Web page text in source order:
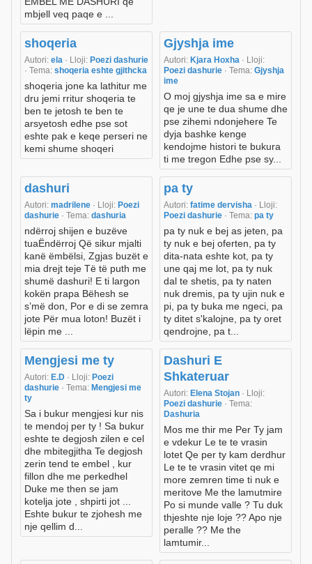
mbjell veq paqe e ...
shoqeria
Autori: ela · Lloji: Poezi dashurie
· Tema: shoqeria eshte gjithcka
shoqeria jone ka lathitur me
dru jemi rritur shoqeria te
ben te jetosh te ben te
arsyetosh edhe pse sot
eshte pak e keqe perseri ne
kemi shume shoqeri
Gjyshja ime
Autori: Kjara Hoxha · Lloji:
Poezi dashurie · Tema: Gjyshja
ime
O moj gjyshja ime sa e mire
qe je une te dua shume dhe
pse zihemi ndonjehere Te
dyja bashke kenge
kendojme histori te bukura
ti me tregon Edhe pse sy...
dashuri
Autori: madrilene · Lloji: Poezi
dashurie · Tema: dashuria
ndërroj shijen e buzëve
tuaËndërroj Që sikur mjalti
kanë ëmbëlsi, Zgjas buzët e
mia drejt teje Të të puth me
shumë dashuri! E ti largon
kokën prapa Bëhesh se
s’më don, Por e di se zemra
jote Për mua loton! Buzët i
lëpin me ...
pa ty
Autori: fatime dervisha · Lloji:
Poezi dashurie · Tema: pa ty
pa ty nuk e bej as jeten, pa
ty nuk e bej oferten, pa ty
dita-nata eshte kot, pa ty
une qaj me lot, pa ty nuk
dal te shetis, pa ty naten
nuk dremis, pa ty ujin nuk e
pi, pa ty buka me ngeci, pa
ty ditet s'kalojne, pa ty oret
qendrojne, pa t...
Mengjesi me ty
Autori: E.D · Lloji: Poezi
dashurie · Tema: Mengjesi me
ty
Sa i bukur mengjesi kur nis
te mendoj per ty ! Sa bukur
eshte te degjosh zilen e cel
dhe mbitegjitha Te degjosh
zerin tend te embel , kur
fillon dhe me perkedhel
Duke me then se jam
kotelja jote , shpirti jot ...
Eshte bukur te zjohesh me
nje qellim d...
Dashuri E
Shkateruar
Autori: Elena Stojan · Lloji:
Poezi dashurie · Tema:
Dashuria
Mos me thir me Per Ty jam
e vdekur Le te te vrasin
lotet Qe per ty kam derdhur
Le te te vrasin vitet qe mi
more zemren time ti nuk e
meritove Me the lamutmire
Po si munde valle ? Tu duk
thjeshte nje loje ?? Apo nje
peralle ?? Me the
lamtumir...